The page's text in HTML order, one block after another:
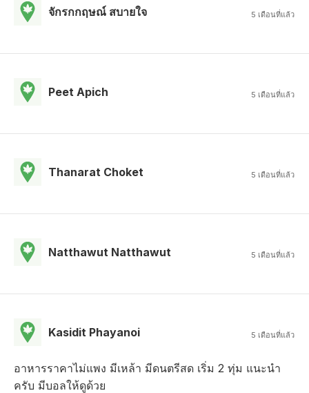
จักรกกฤษณ์ สบายใจ 5 เดือนที่แล้ว
Peet Apich 5 เดือนที่แล้ว
Thanarat Choket 5 เดือนที่แล้ว
Natthawut Natthawut 5 เดือนที่แล้ว
Kasidit Phayanoi 5 เดือนที่แล้ว
อาหารราคาไม่แพง มีเหล้า มีดนตรีสด เริ่ม 2 ทุ่ม แนะนำ
ครับ มีบอลให้ดูด้วย